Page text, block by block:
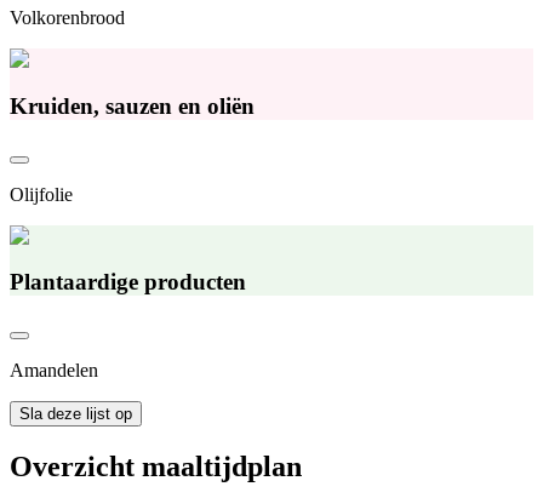
Volkorenbrood
Kruiden, sauzen en oliën
Olijfolie
Plantaardige producten
Amandelen
Sla deze lijst op
Overzicht maaltijdplan